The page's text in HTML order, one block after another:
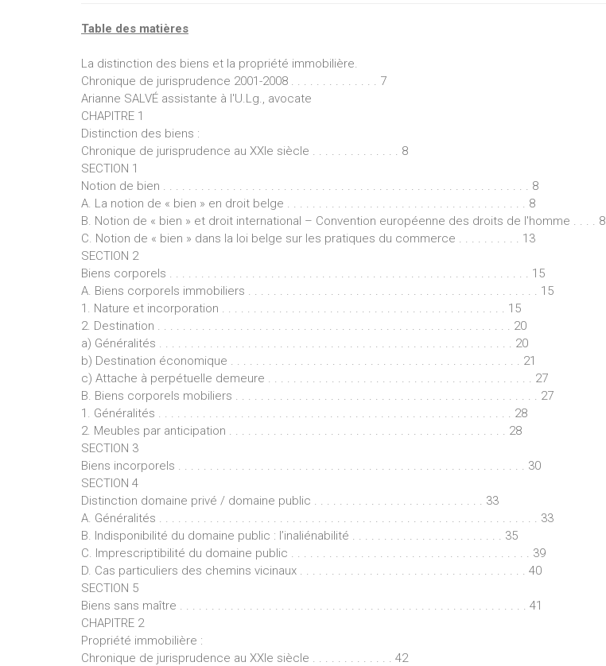
Table des matières
La distinction des biens et la propriété immobilière.
Chronique de jurisprudence 2001-2008 . . . . . . . . . . . . . . 7
Arianne SALVÉ assistante à l'U.Lg., avocate
CHAPITRE 1
Distinction des biens :
Chronique de jurisprudence au XXIe siècle . . . . . . . . . . . . . . 8
SECTION 1
Notion de bien . . . . . . . . . . . . . . . . . . . . . . . . . . . . . . . . . . . . . . . . . . . . . . . . . . . . . . . . . . 8
A. La notion de « bien » en droit belge . . . . . . . . . . . . . . . . . . . . . . . . . . . . . . . . . . . . . . 8
B. Notion de « bien » et droit international – Convention européenne des droits de l'homme . . . . 8
C. Notion de « bien » dans la loi belge sur les pratiques du commerce . . . . . . . . . . 13
SECTION 2
Biens corporels . . . . . . . . . . . . . . . . . . . . . . . . . . . . . . . . . . . . . . . . . . . . . . . . . . . . . . . . . 15
A. Biens corporels immobiliers . . . . . . . . . . . . . . . . . . . . . . . . . . . . . . . . . . . . . . . . . . . . . . 15
1. Nature et incorporation . . . . . . . . . . . . . . . . . . . . . . . . . . . . . . . . . . . . . . . . . . . . . 15
2. Destination . . . . . . . . . . . . . . . . . . . . . . . . . . . . . . . . . . . . . . . . . . . . . . . . . . . . . . . . 20
a) Généralités . . . . . . . . . . . . . . . . . . . . . . . . . . . . . . . . . . . . . . . . . . . . . . . . . . . . . . . . 20
b) Destination économique . . . . . . . . . . . . . . . . . . . . . . . . . . . . . . . . . . . . . . . . . . . . . . 21
c) Attache à perpétuelle demeure . . . . . . . . . . . . . . . . . . . . . . . . . . . . . . . . . . . . . . . . . . 27
B. Biens corporels mobiliers . . . . . . . . . . . . . . . . . . . . . . . . . . . . . . . . . . . . . . . . . . . . . . . . 27
1. Généralités . . . . . . . . . . . . . . . . . . . . . . . . . . . . . . . . . . . . . . . . . . . . . . . . . . . . . . . . 28
2. Meubles par anticipation . . . . . . . . . . . . . . . . . . . . . . . . . . . . . . . . . . . . . . . . . . . . 28
SECTION 3
Biens incorporels . . . . . . . . . . . . . . . . . . . . . . . . . . . . . . . . . . . . . . . . . . . . . . . . . . . . . . . 30
SECTION 4
Distinction domaine privé / domaine public . . . . . . . . . . . . . . . . . . . . . . . . . . . 33
A. Généralités . . . . . . . . . . . . . . . . . . . . . . . . . . . . . . . . . . . . . . . . . . . . . . . . . . . . . . . . . . . . 33
B. Indisponibilité du domaine public : l’inaliénabilité . . . . . . . . . . . . . . . . . . . . . . . . 35
C. Imprescriptibilité du domaine public . . . . . . . . . . . . . . . . . . . . . . . . . . . . . . . . . . . . . . 39
D. Cas particuliers des chemins vicinaux . . . . . . . . . . . . . . . . . . . . . . . . . . . . . . . . . . . . 40
SECTION 5
Biens sans maître . . . . . . . . . . . . . . . . . . . . . . . . . . . . . . . . . . . . . . . . . . . . . . . . . . . . . . . 41
CHAPITRE 2
Propriété immobilière :
Chronique de jurisprudence au XXIe siècle . . . . . . . . . . . . . 42